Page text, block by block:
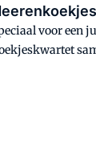
voor een